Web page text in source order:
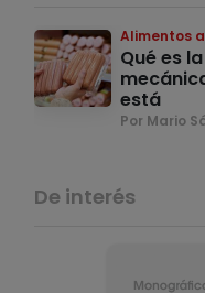
Alimentos
Qué es
está
Por Mario
De interés